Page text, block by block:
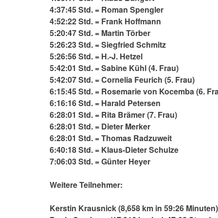
4:37:45 Std. = Roman Spengler
4:52:22 Std. = Frank Hoffmann
5:20:47 Std. = Martin Törber
5:26:23 Std. = Siegfried Schmitz
5:26:56 Std. = H.-J. Hetzel
5:42:01 Std. = Sabine Kühl (4. Frau)
5:42:07 Std. = Cornelia Feurich (5. Frau)
6:15:45 Std. = Rosemarie von Kocemba (6.
6:16:16 Std. = Harald Petersen
6:28:01 Std. = Rita Brämer (7. Frau)
6:28:01 Std. = Dieter Merker
6:28:01 Std. = Thomas Radzuweit
6:40:18 Std. = Klaus-Dieter Schulze
7:06:03 Std. = Günter Heyer
Weitere Teilnehmer:
Kerstin Krausnick (8,658 km in 59:26 Minuten)